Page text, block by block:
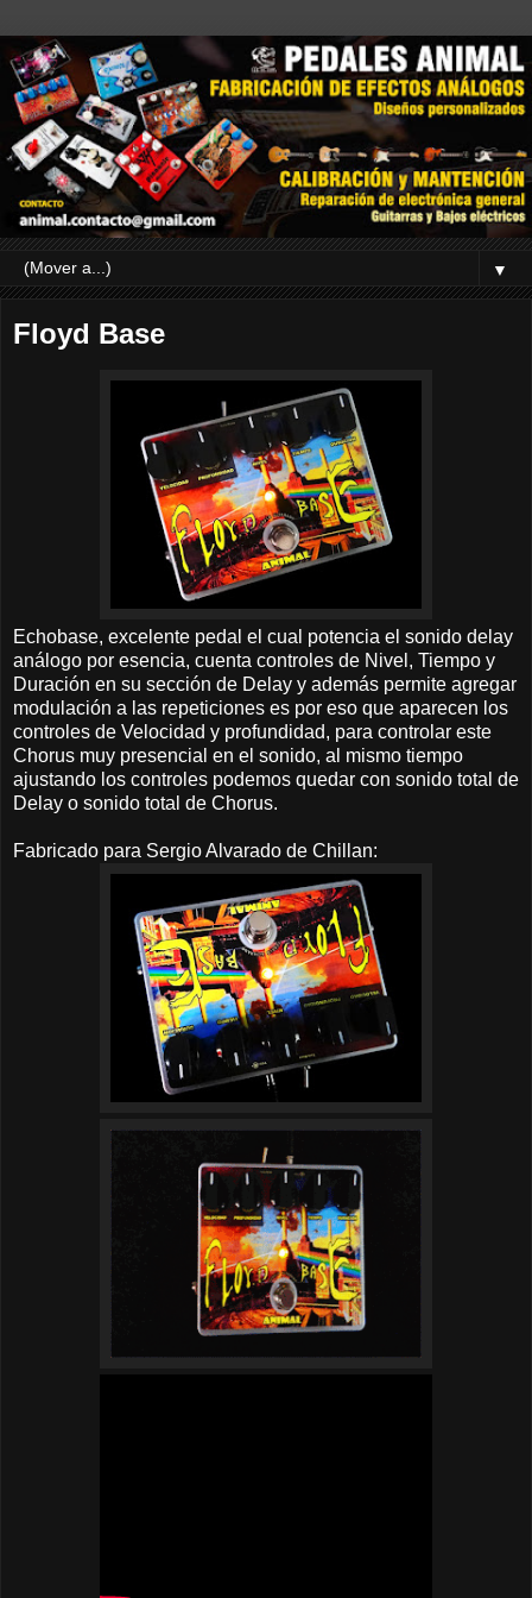
▼
Floyd Base
Echobase, excelente pedal el cual potencia el sonido delay
análogo por esencia, cuenta controles de Nivel, Tiempo y
Duración en su sección de Delay y además permite agregar
modulación a las repeticiones es por eso que aparecen los
controles de Velocidad y profundidad, para controlar este
Chorus muy presencial en el sonido, al mismo tiempo
ajustando los controles podemos quedar con sonido total de
Delay o sonido total de Chorus.
Fabricado para Sergio Alvarado de Chillan: